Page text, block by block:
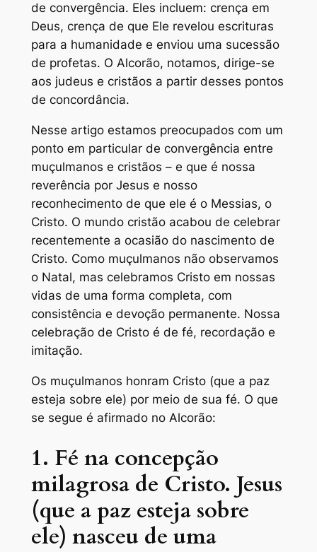
de convergência. Eles incluem: crença em
Deus, crença de que Ele revelou escrituras
para a humanidade e enviou uma sucessão
de profetas. O Alcorão, notamos, dirige-se
aos judeus e cristãos a partir desses pontos
de concordância.
Nesse artigo estamos preocupados com um
ponto em particular de convergência entre
muçulmanos e cristãos – e que é nossa
reverência por Jesus e nosso
reconhecimento de que ele é o Messias, o
Cristo. O mundo cristão acabou de celebrar
recentemente a ocasião do nascimento de
Cristo. Como muçulmanos não observamos
o Natal, mas celebramos Cristo em nossas
vidas de uma forma completa, com
consistência e devoção permanente. Nossa
celebração de Cristo é de fé, recordação e
imitação.
Os muçulmanos honram Cristo (que a paz
esteja sobre ele) por meio de sua fé. O que
se segue é afirmado no Alcorão:
1. Fé na concepção
milagrosa de Cristo. Jesus
(que a paz esteja sobre
ele) nasceu de uma